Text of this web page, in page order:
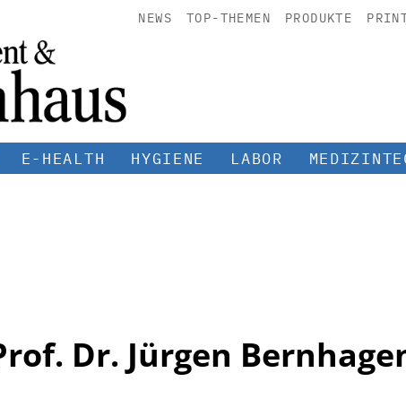
NEWS TOP-THEMEN PRODUKTE
E-HEALTH HYGIENE LABOR
Dr. Jürgen